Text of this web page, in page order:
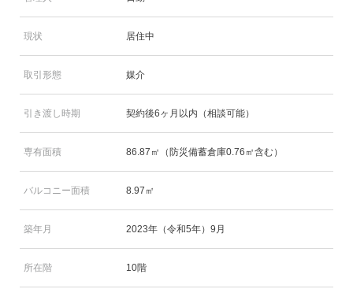
現状 居住中
取引形態 媒介
引き渡し時期 契約後6ヶ月以内（相談可能）
専有面積 86.87㎡（防災備蓄倉庫0.76㎡含む）
バルコニー面積 8.97㎡
築年月 2023年（令和5年）9月
所在階 10階